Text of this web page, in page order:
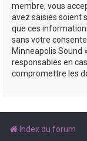
membre, vous
avez saisies soient
que ces
sans votre
Minneapolis Sound
responsables en
compromettre les
Index du forum